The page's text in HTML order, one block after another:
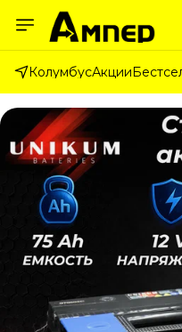
КолумбусАкции